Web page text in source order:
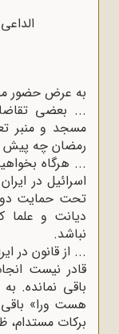
الداعی.
به عرض حضور
... بعضی
مسجد و منبر
رمضان چه پیش
... هرگاه
اسرائیل در
تحت حمایت
دیانت و علما
نباشد.
... از قانون در
قادر نیست
باقی نمانده.
هست ورا»
برکات مستدام،